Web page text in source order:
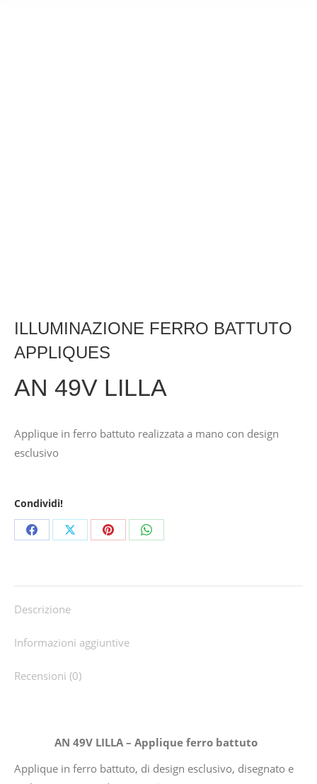
ILLUMINAZIONE FERRO BATTUTO
APPLIQUES
AN 49V LILLA
Applique in ferro battuto realizzata a mano con design
esclusivo
Condividi!
Share
Facebook
Share
X
Share
Pinterest
Share
WhatsApp
Descrizione
Informazioni aggiuntive
Recensioni (0)
AN 49V LILLA – Applique ferro battuto
Applique in ferro battuto, di design esclusivo, disegnato e